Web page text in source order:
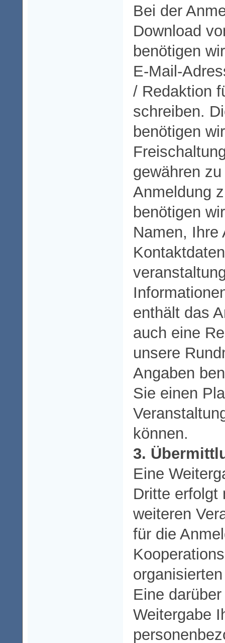
Bei der
Download
benötigen
E-Mail-
/ Redaktion
schreiben.
benötigen
gewähren
Anmeldung
benötigen
Namen, Ihre
enthält das
auch eine
unsere
Angaben
Sie einen
können.
3.
Eine
Dritte erfolgt
weiteren
für die
Eine
Weitergabe